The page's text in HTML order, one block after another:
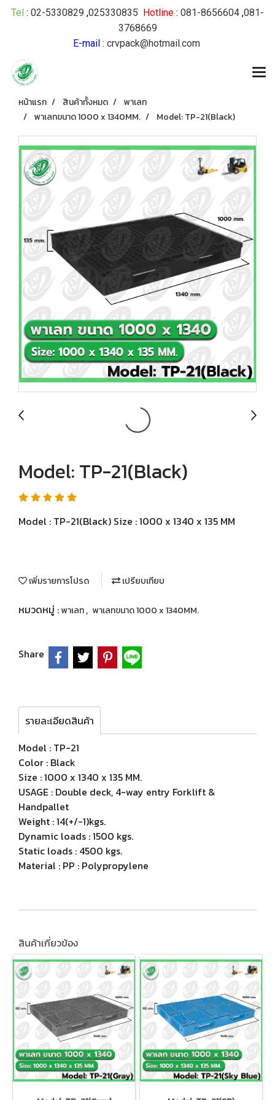
Tel : 02-5330829 ,025330835 Hotline : 081-8656604 ,081-
3768669
E-mail: crvpack@hotmail.com
หน้าแรก สินค้าทั้งหมด
พาเลท
พาเลทขนาด 1000 x 1340MM.
Model: TP-21(Black)
Model: TP-21(Black)
Model : TP-21(Black) Size : 1000 x 1340 x 135 MM
เพิ่มรายการโปรด เปรียบเทียบ
หมวดหมู่ :พาเลท, พาเลทขนาด 1000 x 1340MM.
Share
รายละเอียดสินค้า
Model : TP-21
Color : Black
Size : 1000 x 1340 x 135 MM.
USAGE : Double deck, 4-way entry Forklift &
Handpallet
Weight : 14(+/-1)kgs.
Dynamic loads : 1500 kgs.
Static loads : 4500 kgs.
Material : PP : Polypropylene
สินค้าเกี่ยวข้อง